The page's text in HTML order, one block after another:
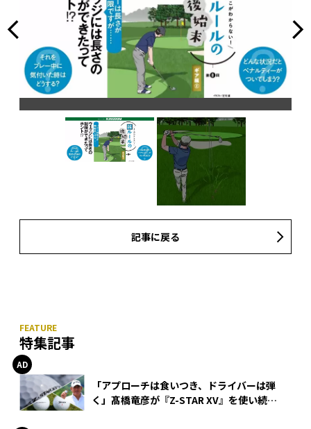
記事に戻る
特集記事
「アプローチは食いつき、ドライバーは弾
く」髙橋竜彦が『Z-STAR XV』を使い続け